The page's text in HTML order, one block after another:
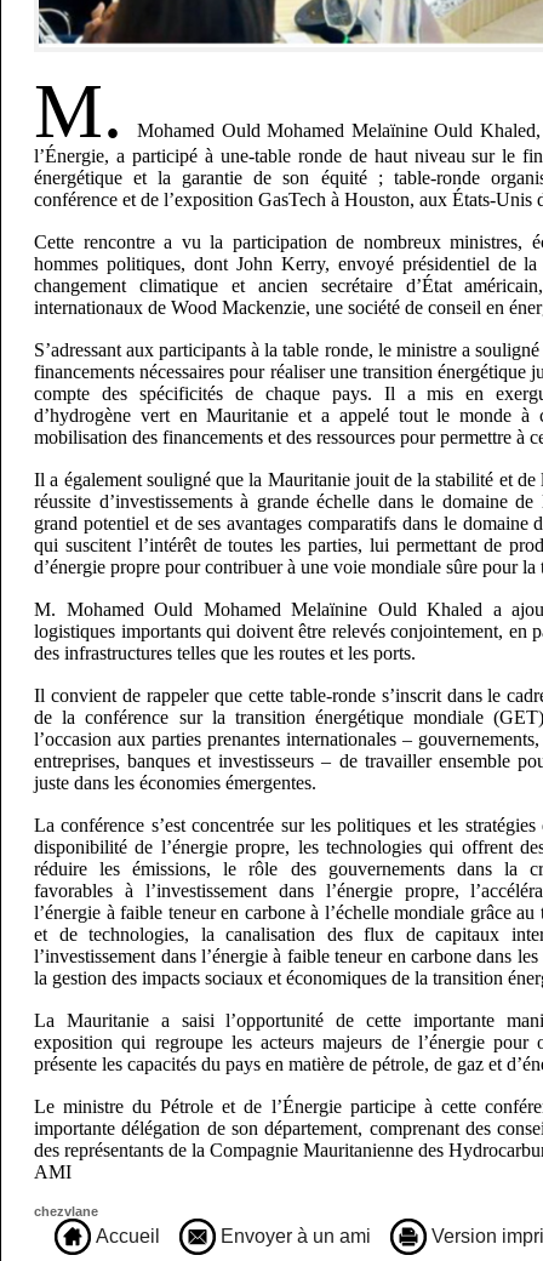
M.
Mohamed Ould Mohamed Melaïnine Ould
l’Énergie, a participé à une-table ronde de haut niveau sur le
énergétique et la garantie de son équité ; table-ronde
conférence et de l’exposition GasTech à Houston, aux États-Unis
Cette rencontre a vu la participation de nombreux ministres,
hommes politiques, dont John Kerry, envoyé présidentiel de
changement climatique et ancien secrétaire d’État
internationaux de Wood Mackenzie, une société de conseil en
S’adressant aux participants à la table ronde, le ministre a souligné
financements nécessaires pour réaliser une transition énergétique
compte des spécificités de chaque pays. Il a mis en
d’hydrogène vert en Mauritanie et a appelé tout le monde à
mobilisation des financements et des ressources pour permettre à
Il a également souligné que la Mauritanie jouit de la stabilité et de
réussite d’investissements à grande échelle dans le domaine
grand potentiel et de ses avantages comparatifs dans le domaine
qui suscitent l’intérêt de toutes les parties, lui permettant de
d’énergie propre pour contribuer à une voie mondiale sûre pour la
M. Mohamed Ould Mohamed Melaïnine Ould Khaled a
logistiques importants qui doivent être relevés conjointement, en
des infrastructures telles que les routes et les ports.
Il convient de rappeler que cette table-ronde s’inscrit dans le
de la conférence sur la transition énergétique mondiale
l’occasion aux parties prenantes internationales –
entreprises, banques et investisseurs – de travailler ensemble
juste dans les économies émergentes.
La conférence s’est concentrée sur les politiques et les
disponibilité de l’énergie propre, les technologies qui offrent
réduire les émissions, le rôle des gouvernements dans la
favorables à l’investissement dans l’énergie propre,
l’énergie à faible teneur en carbone à l’échelle mondiale grâce au
et de technologies, la canalisation des flux de capitaux
l’investissement dans l’énergie à faible teneur en carbone dans
la gestion des impacts sociaux et économiques de la transition
La Mauritanie a saisi l’opportunité de cette importante
exposition qui regroupe les acteurs majeurs de l’énergie
présente les capacités du pays en matière de pétrole, de gaz et
Le ministre du Pétrole et de l’Énergie participe à cette
importante délégation de son département, comprenant des
des représentants de la Compagnie Mauritanienne des
AMI
chezvlane
Accueil Envoyer à un ami Version